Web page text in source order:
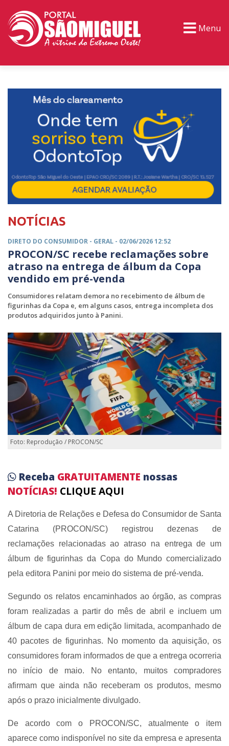
Menu
NOTÍCIAS
DIRETO DO CONSUMIDOR - GERAL - 02/06/2026 12:52
PROCON/SC recebe reclamações sobre
atraso na entrega de álbum da Copa
vendido em pré-venda
Consumidores relatam demora no recebimento de álbum de
figurinhas da Copa e, em alguns casos, entrega incompleta dos
produtos adquiridos junto à Panini.
Foto: Reprodução / PROCON/SC
Receba GRATUITAMENTE nossas
NOTÍCIAS! CLIQUE AQUI
A Diretoria de Relações e Defesa do Consumidor de Santa
Catarina (PROCON/SC) registrou dezenas de
reclamações relacionadas ao atraso na entrega de um
álbum de figurinhas da Copa do Mundo comercializado
pela editora Panini por meio do sistema de pré-venda.
Segundo os relatos encaminhados ao órgão, as compras
foram realizadas a partir do mês de abril e incluem um
álbum de capa dura em edição limitada, acompanhado de
40 pacotes de figurinhas. No momento da aquisição, os
consumidores foram informados de que a entrega ocorreria
no início de maio. No entanto, muitos compradores
afirmam que ainda não receberam os produtos, mesmo
após o prazo inicialmente divulgado.
De acordo com o PROCON/SC, atualmente o item
aparece como indisponível no site da empresa e apresenta